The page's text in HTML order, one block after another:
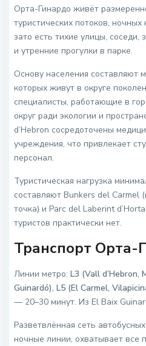
Орта-Гинардо живёт
туристических потоков,
зато есть тихие улицы, соседи,
и утренние прогулки в парке.
Основу населения составляют
которых живут в округе
специалисты, работающие в
округ ради экологии и
d’Hebron сосредоточены
учреждения, что привлекает
персонал.
Туристическая нагрузка
составляют Bunkers del Carmel
точка) и Parc del Laberint
туристов практически нет.
Транспорт Орта-
Линии метро:L3 (Vall d’Hebron,
Guinardó), L5 (El Carmel,
— 20–30 минут. Из El Baix
Разветвлённая сеть
ночные линии, охватывает все